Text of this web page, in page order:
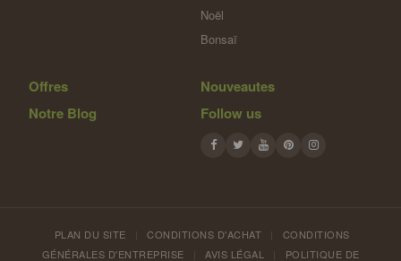
Noël
Bonsaï
Offres
Nouveautes
Notre Blog
Follow us
PLAN DU SITE CONDITIONS D'ACHAT
CONDITIONS
GÉNÉRALES D'ENTREPRISE
AVIS LÉGAL POLITIQUE DE